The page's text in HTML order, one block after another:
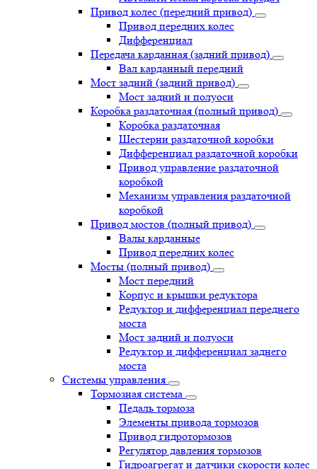
Привод колес (передний привод)
Привод передних колес
Дифференциал
Передача карданная (задний привод)
Вал карданный передний
Мост задний (задний привод)
Мост задний и полуоси
Коробка раздаточная (полный привод)
Коробка раздаточная
Шестерни раздаточной коробки
Дифференциал раздаточной коробки
Привод управление раздаточной
коробкой
Механизм управления раздаточной
коробкой
Привод мостов (полный привод)
Валы карданные
Привод передних колес
Мосты (полный привод)
Мост передний
Корпус и крышки редуктора
Редуктор и дифференциал переднего
моста
Мост задний и полуоси
Редуктор и дифференциал заднего
моста
Системы управления
Тормозная система
Педаль тормоза
Элементы привода тормозов
Привод гидротормозов
Регулятор давления тормозов
Гидроагрегат и датчики скорости колес